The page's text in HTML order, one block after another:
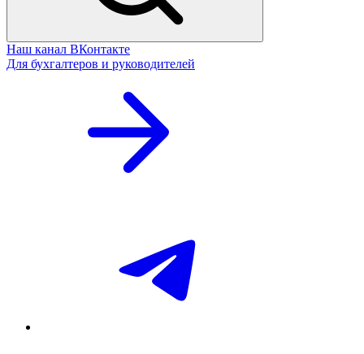
Наш канал ВКонтакте
Для бухгалтеров и руководителей